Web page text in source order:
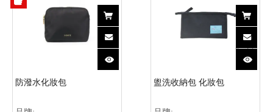
防潑水化妝包 盥洗收納包 化妝包